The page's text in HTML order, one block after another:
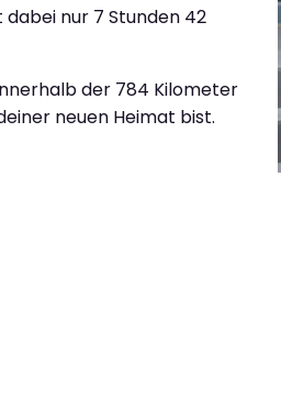
nur 7 Stunden 42
der 784 Kilometer
neuen Heimat bist.